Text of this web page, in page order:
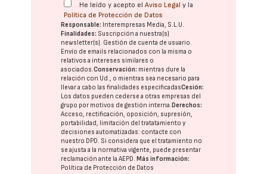
He leído y acepto elAviso Legal y la
Política de Protección de Datos
Responsable: Interempresas Media, S.L.U.
Finalidades: Suscripción a nuestra(s)
newsletter(s). Gestión de cuenta de usuario.
Envío de emails relacionados con la misma o
relativos a intereses similares o
asociados.Conservación: mientras dure la
relación con Ud., o mientras sea necesario para
llevar a cabo las finalidades especificadasCesión:
Los datos pueden cederse a otras empresas del
grupo por motivos de gestión interna. Derechos:
Acceso, rectificación, oposición, supresión,
portabilidad, limitación del tratatamiento y
decisiones automatizadas: contacte con
nuestro DPD. Si considera que el tratamiento no
se ajusta a la normativa vigente, puede presentar
reclamación ante laAEPD. Más información:
Política de Protección de Datos